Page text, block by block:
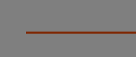
l'action !